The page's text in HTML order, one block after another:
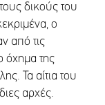
δικούς του
ο
από τις
όχημα της
Τα αίτια του
αρχές.